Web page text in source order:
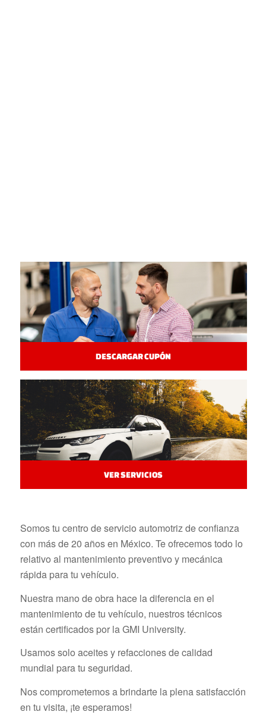
DESCARGAR CUPÓN
VER SERVICIOS
Somos tu centro de servicio automotriz de confianza
con más de 20 años en México. Te ofrecemos todo lo
relativo al mantenimiento preventivo y mecánica
rápida para tu vehículo.
Nuestra mano de obra hace la diferencia en el
mantenimiento de tu vehículo, nuestros técnicos
están certificados por la GMI University.
Usamos solo aceites y refacciones de calidad
mundial para tu seguridad.
Nos comprometemos a brindarte la plena satisfacción
en tu visita, ¡te esperamos!